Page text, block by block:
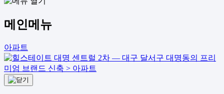
메인메뉴
아파트